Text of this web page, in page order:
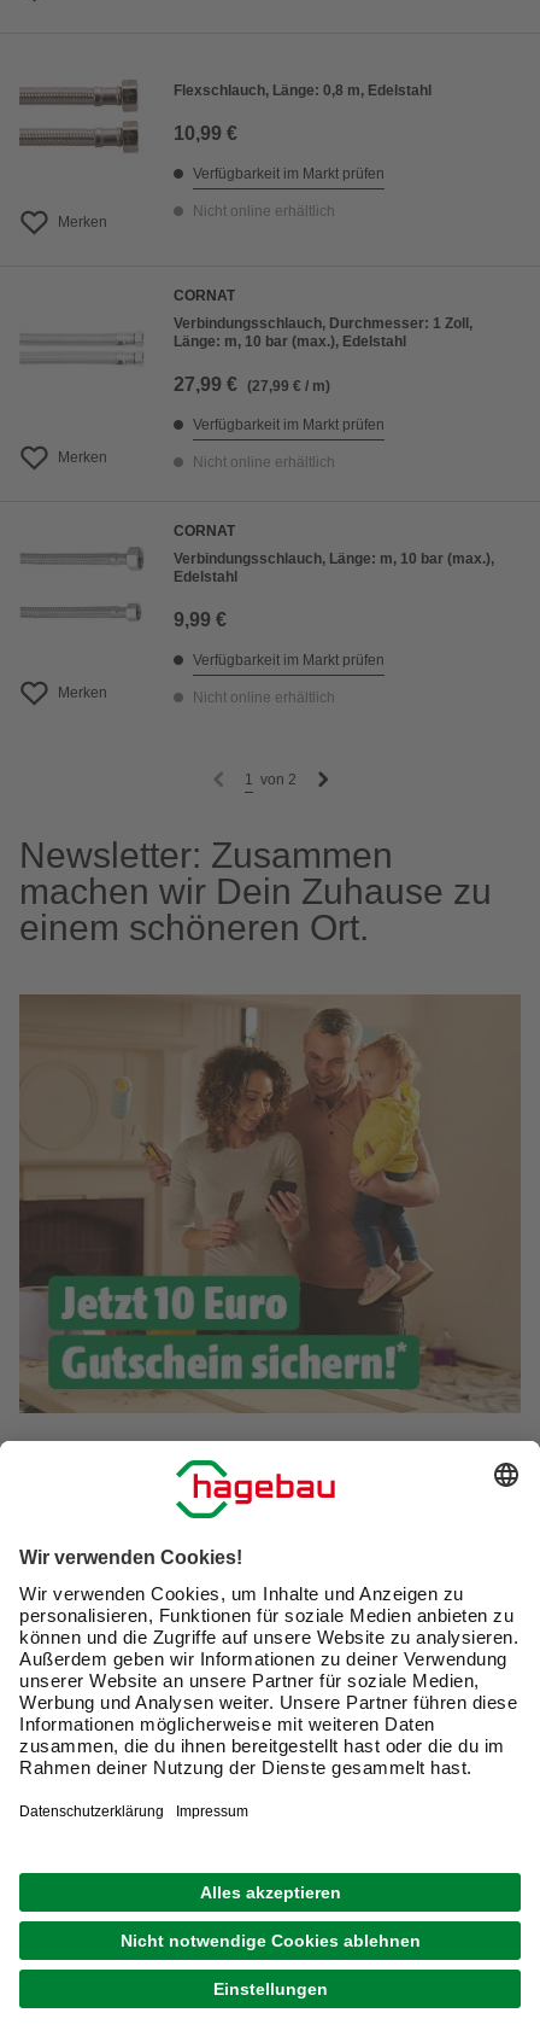
Merken
Flexschlauch, Länge: 0,8 m, Edelstahl
10,99 €
Verfügbarkeit im Markt prüfen
Nicht online erhältlich
Merken
CORNAT
Verbindungsschlauch, Durchmesser: 1 Zoll,
Länge: m, 10 bar (max.), Edelstahl
27,99 € (27,99 € / m)
Verfügbarkeit im Markt prüfen
Nicht online erhältlich
Merken
CORNAT
Verbindungsschlauch, Länge: m, 10 bar (max.),
Edelstahl
9,99 €
Verfügbarkeit im Markt prüfen
Nicht online erhältlich
1 von 2
Newsletter: Zusammen
machen wir Dein Zuhause zu
einem schöneren Ort.
Exklusive Angebote und Gewinnspiele
Kreative Ideen & nützliche Heimwerker-Tipps
Produktneuheiten und innovative Lösungen
E-Mail-Adresse
Friendly Captcha
Nutzung meiner personenbezogenen
Daten durch hagebau, die E-Mail-Werbung, die
Analyse meines E-Mail-Umgangs sowie die
Zusammenführung und Analyse meiner Kaufdaten,
Coupons und Kartenvorteile umfasst, einverstanden.